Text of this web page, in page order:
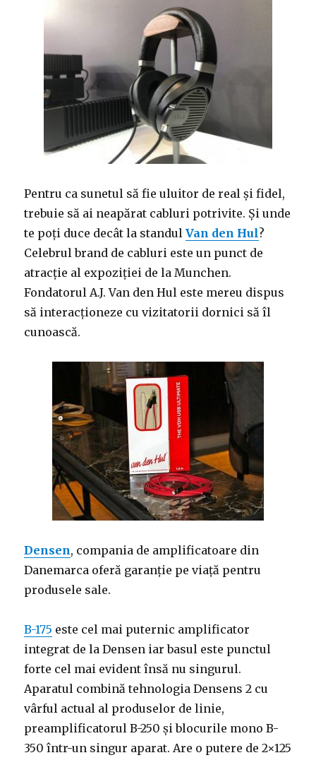
Pentru ca sunetul să fie uluitor de real și fidel,
trebuie să ai neapărat cabluri potrivite. Și unde
te poți duce decât la standulVan den Hul?
Celebrul brand de cabluri este un punct de
atracție al expoziției de la Munchen.
Fondatorul A.J. Van den Hul este mereu dispus
să interacționeze cu vizitatorii dornici să îl
cunoască.
Densen, compania de amplificatoare din
Danemarca oferă garanție pe viață pentru
produsele sale.
B-175 este cel mai puternic amplificator
integrat de la Densen iar basul este punctul
forte cel mai evident însă nu singurul.
Aparatul combină tehnologia Densens 2 cu
vârful actual al produselor de linie,
preamplificatorul B-250 și blocurile mono B-
350 într-un singur aparat. Are o putere de 2×125